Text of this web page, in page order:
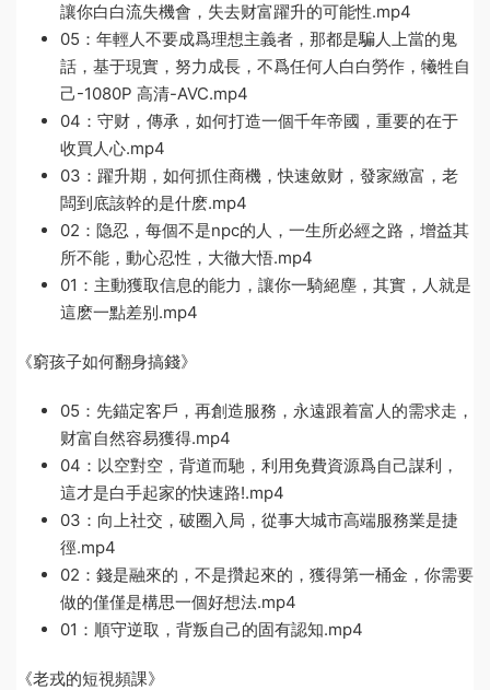
讓你白白流失機會，失去财富躍升的可能性.mp4
05：年輕人不要成爲理想主義者，那都是騙人上當的鬼
話，基于現實，努力成長，不爲任何人白白勞作，犧牲自
己-1080P 高清-AVC.mp4
04：守财，傳承，如何打造一個千年帝國，重要的在于
收買人心.mp4
03：躍升期，如何抓住商機，快速斂财，發家緻富，老
闆到底該幹的是什麽.mp4
02：隐忍，每個不是npc的人，一生所必經之路，增益其
所不能，動心忍性，大徹大悟.mp4
01：主動獲取信息的能力，讓你一騎絕塵，其實，人就是
這麽一點差别.mp4
《窮孩子如何翻身搞錢》
05：先錨定客戶，再創造服務，永遠跟着富人的需求走，
财富自然容易獲得.mp4
04：以空對空，背道而馳，利用免費資源爲自己謀利，
這才是白手起家的快速路!.mp4
03：向上社交，破圈入局，從事大城市高端服務業是捷
徑.mp4
02：錢是融來的，不是攢起來的，獲得第一桶金，你需要
做的僅僅是構思一個好想法.mp4
01：順守逆取，背叛自己的固有認知.mp4
《老戎的短視頻課》